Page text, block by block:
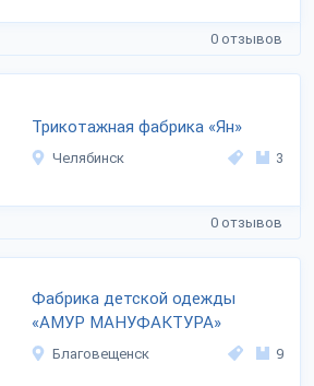
0 отзывов
Трикотажная фабрика «Ян»
Челябинск 3
0 отзывов
Фабрика детской одежды
«АМУР МАНУФАКТУРА»
Благовещенск 9